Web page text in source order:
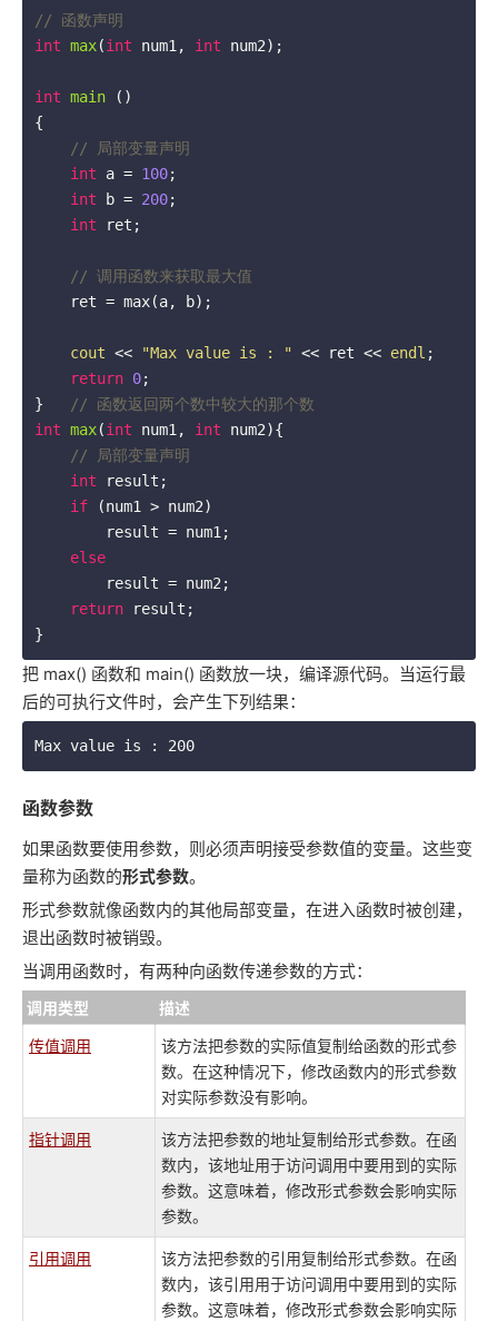
// 函数声明
int max(int num1, int num2) ;
int main
()
{
// 局部变量声明
int a = 100;
int b = 200;
int ret;
// 调用函数来获取最大值
cout << "Max value is : " << ret << endl ;
return 0;
}
// 函数返回两个数中较大的那个数
int max(int num1, int num2){
// 局部变量声明
int result;
if (num1 > num2)
else
return result;
把 max() 函数和 main() 函数放一块，编译源代码。当运行最
后的可执行文件时，会产生下列结果：
函数参数
如果函数要使用参数，则必须声明接受参数值的变量。这些变
量称为函数的形式参数。
形式参数就像函数内的其他局部变量，在进入函数时被创建，
退出函数时被销毁。
当调用函数时，有两种向函数传递参数的方式：
调用类型
描述
传值调用
该方法把参数的实际值复制给函数的形式参
数。在这种情况下，修改函数内的形式参数
对实际参数没有影响。
指针调用
该方法把参数的地址复制给形式参数。在函
数内，该地址用于访问调用中要用到的实际
参数。这意味着，修改形式参数会影响实际
参数。
引用调用
该方法把参数的引用复制给形式参数。在函
数内，该引用用于访问调用中要用到的实际
参数。这意味着，修改形式参数会影响实际